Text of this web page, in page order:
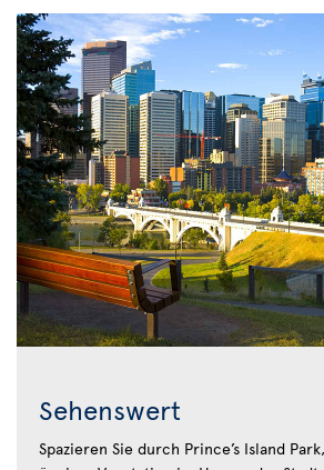
Sehenswert
Spazieren Sie durch Prince’s Island